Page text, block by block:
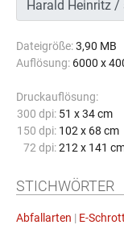
Dateigröße:3,90 MB
Auflösung: 6000 x
Druckauflösung:
300 dpi: 51 x 34 cm
150 dpi: 102 x 68 cm
72 dpi: 212 x 141
STICHWÖRTER
Abfallarten | E-